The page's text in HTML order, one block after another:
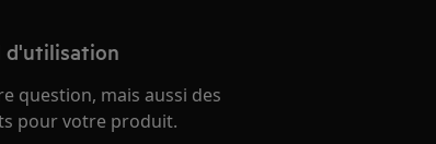
d'utilisation
question, mais aussi des
pour votre produit.